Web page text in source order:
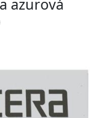
azurová